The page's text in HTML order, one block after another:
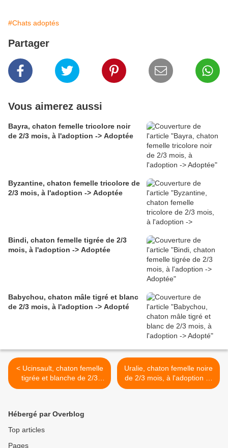
#Chats adoptés
Partager
Vous aimerez aussi
Bayra, chaton femelle tricolore noir
de 2/3 mois, à l'adoption -> Adoptée
Byzantine, chaton femelle tricolore de
2/3 mois, à l'adoption -> Adoptée
Bindi, chaton femelle tigrée de 2/3
mois, à l'adoption -> Adoptée
Babychou, chaton mâle tigré et blanc
de 2/3 mois, à l'adoption -> Adopté
< Ucinsault, chaton femelle
tigrée et blanche de 2/3
mois, à l'adoption -> adopté
Uralie, chaton femelle noire
de 2/3 mois, à l'adoption ->
adoptée >
Hébergé par Overblog
Top articles
Pages